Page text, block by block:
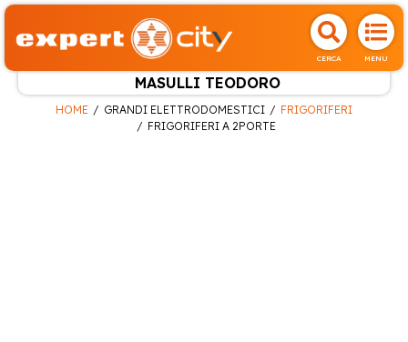
CERCA MENU
MASULLI TEODORO
HOME GRANDI ELETTRODOMESTICI
FRIGORIFERI
FRIGORIFERI A 2PORTE